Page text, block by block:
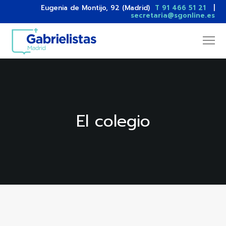
Eugenia de Montijo, 92 (Madrid) T 91 466 51 21
secretaria@sgonline.es
El colegio